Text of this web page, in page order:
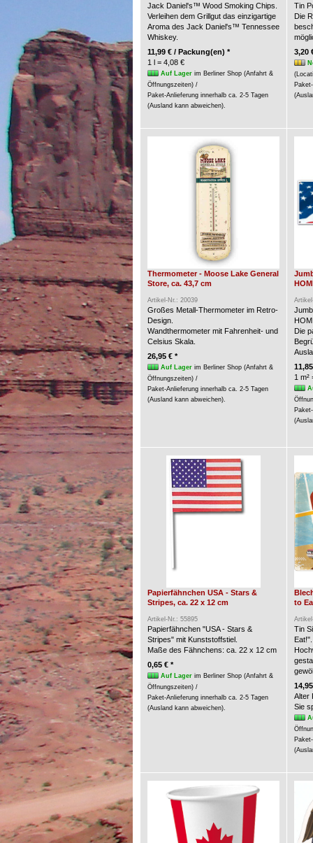
Jack Daniel's™ Wood Smoking Chips.
Verleihen dem Grillgut das einzigartige
Aroma des Jack Daniel's™ Tennessee
Whiskey.
11,99 € / Packung(en) *
1 l = 4,08 €
Auf Lagerim Berliner Shop (Anfahrt &
Öffnungszeiten) /
Paket-Anlieferung innerhalb ca. 2-5 Tagen
(Ausland kann abweichen).
Tin
Die
3,20
Thermometer - Moose Lake General
Store, ca. 43,7 cm
Artikel-Nr.: 20039
Großes Metall-Thermometer im Retro-
Design.
Wandthermometer mit Fahrenheit- und
Celsius Skala.
26,95 € *
Auf Lagerim Berliner Shop (Anfahrt &
Öffnungszeiten) /
Paket-Anlieferung innerhalb ca. 2-5 Tagen
(Ausland kann abweichen).
Die
1 m²
Papierfähnchen USA - Stars &
Stripes, ca. 22 x 12 cm
Artikel-Nr.: 55895
Papierfähnchen "USA - Stars &
Stripes" mit Kunststoffstiel.
Maße des Fähnchens: ca. 22 x 12 cm
0,65 € *
Auf Lagerim Berliner Shop (Anfahrt &
Öffnungszeiten) /
Paket-Anlieferung innerhalb ca. 2-5 Tagen
(Ausland kann abweichen).
to
Tin
Eat!".
Alter
Sie